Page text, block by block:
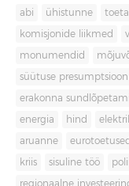
abi ühistunne
komisjonide liikmed
monumendid
süütuse presumptsioon
erakonna
energia hind
aruanne eurotoetused
kriis sisuline töö
regionaalne